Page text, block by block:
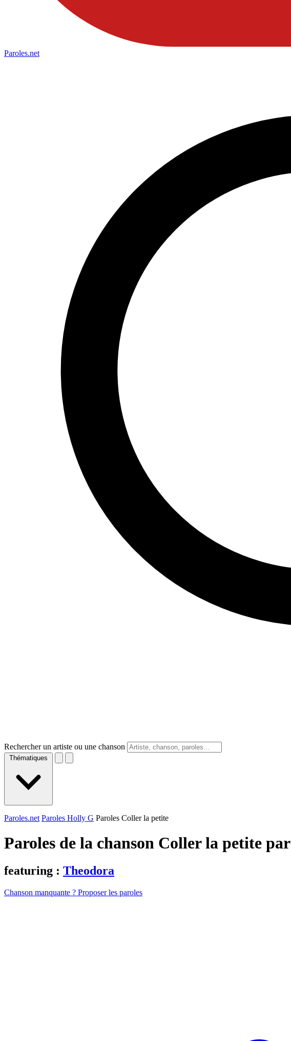
Paroles.net
Rechercher un artiste ou une chanson
Thématiques
Paroles.net Paroles Holly G Paroles Coller la petite
Paroles de la chanson Coller la petite par
featuring : Theodora
Chanson manquante ? Proposer les paroles